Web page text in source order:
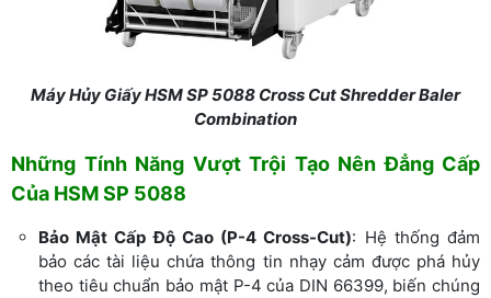
Máy Hủy Giấy HSM SP 5088 Cross Cut Shredder Baler
Combination
Những Tính Năng Vượt Trội Tạo Nên Đẳng Cấp
Của HSM SP 5088
Bảo Mật Cấp Độ Cao (P-4 Cross-Cut): Hệ thống đảm
bảo các tài liệu chứa thông tin nhạy cảm được phá hủy
theo tiêu chuẩn bảo mật P-4 của DIN 66399, biến chúng